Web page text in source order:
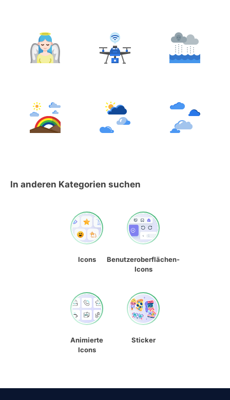
In anderen Kategorien suchen
Icons
Benutzeroberflächen-
Icons
Animierte
Icons
Sticker